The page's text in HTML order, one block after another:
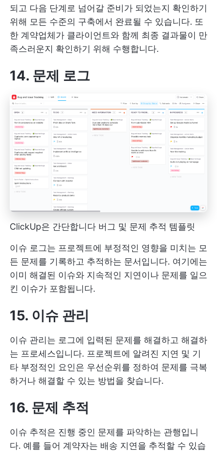
되고 다음 단계로 넘어갈 준비가 되었는지 확인하기
위해 모든 수준의 구축에서 완료될 수 있습니다. 또
한 계약업체가 클라이언트와 함께 최종 결과물이 만
족스러운지 확인하기 위해 수행합니다.
14. 문제 로그
ClickUp은 간단합니다 버그 및 문제 추적 템플릿
이슈 로그는 프로젝트에 부정적인 영향을 미치는 모
든 문제를 기록하고 추적하는 문서입니다. 여기에는
이미 해결된 이슈와 지속적인 지연이나 문제를 일으
킨 이슈가 포함됩니다.
15. 이슈 관리
이슈 관리는 로그에 입력된 문제를 해결하고 해결하
는 프로세스입니다. 프로젝트에 알려진 지연 및 기
타 부정적인 요인은 우선순위를 정하여 문제를 극복
하거나 해결할 수 있는 방법을 찾습니다.
16. 문제 추적
이슈 추적은 진행 중인 문제를 파악하는 관행입니
다. 예를 들어 계약자는 배송 지연을 추적할 수 있습